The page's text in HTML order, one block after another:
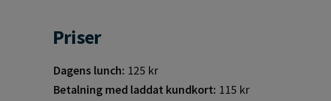
Priser
Dagens lunch: 125 kr
Betalning med laddat kundkort: 115 kr